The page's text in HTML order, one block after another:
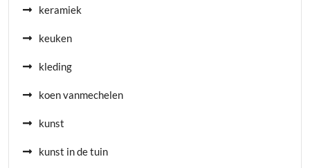
keramiek
keuken
kleding
koen vanmechelen
kunst
kunst in de tuin